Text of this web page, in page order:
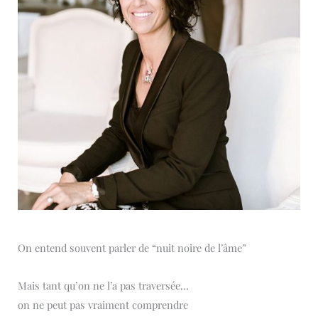
On entend souvent parler de “nuit noire de l’âme”
Mais tant qu’on ne l’a pas traversée…
on ne peut pas vraiment comprendre